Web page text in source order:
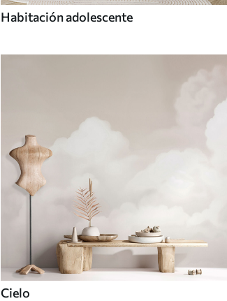
Habitación adolescente
Cielo